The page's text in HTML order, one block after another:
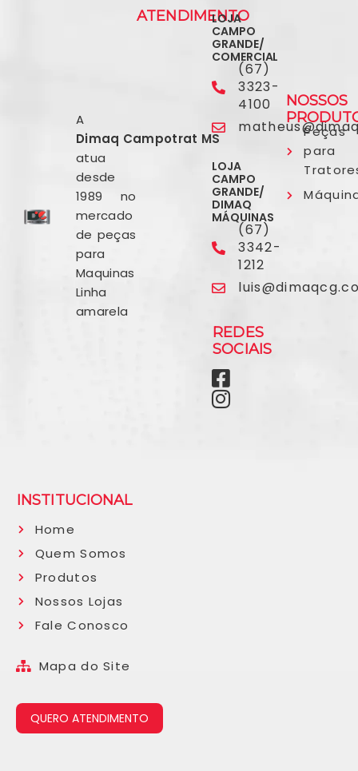
A
Dimaq Campotrat MS
atua
desde
1989 no
mercado
de peças
para
Maquinas
Linha
amarela
ATENDIMENTO
LOJA
CAMPO
GRANDE/
COMERCIAL
(67)
3323-
4100
LOJA
CAMPO
GRANDE/
DIMAQ
MÁQUINAS
(67)
3342-
1212
REDES
SOCIAIS
NOSSOS
Peças
para
INSTITUCIONAL
Home
Quem Somos
Produtos
Nossos Lojas
Fale Conosco
Mapa do Site
QUERO ATENDIMENTO